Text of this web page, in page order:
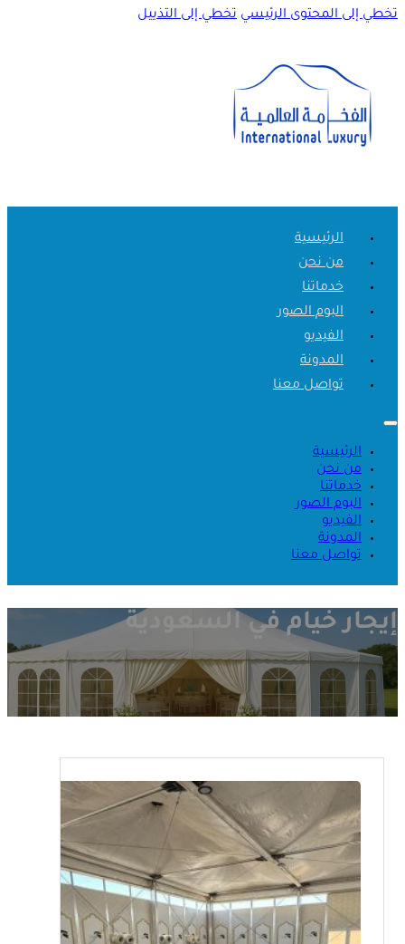
تخطي إلى المحتوى الرئيسي تخطي إلى التذييل
الرئيسية
من نحن
خدماتنا
البوم الصور
الفيديو
المدونة
تواصل معنا
الرئيسية
من نحن
خدماتنا
البوم الصور
الفيديو
المدونة
تواصل معنا
إيجار خيام في السعودية